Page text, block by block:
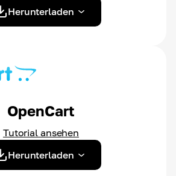
Herunterladen
OpenCart
Tutorial ansehen
Herunterladen